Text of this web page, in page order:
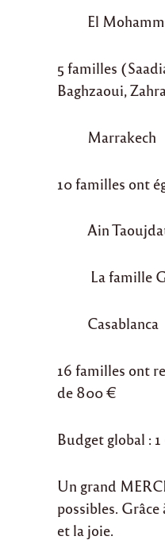
El
5 familles
Baghzaoui,
Marrakech
10 familles ont
Ain
La famille
Casablanca
16 familles ont
de 800 €
Budget global :
Un grand
possibles.
et la joie.